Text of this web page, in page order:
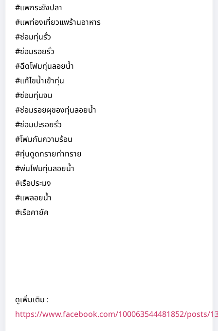
#แพกระชังปลา
#แพท่องเที่ยวแพร้านอาหาร
#ซ่อมทุ่นรั่ว
#ซ่อมรอยรั่ว
#ฉีดโฟมทุ่นลอยน้ำ
#แก้ไขน้ำเข้าทุ่น
#ซ่อมทุ่นจม
#ซ่อมรอยผุของทุ่นลอยน้ำ
#ซ่อมปะรอยรั่ว
#โฟมกันความร้อน
#ทุ่นดูดทรายท่าทราย
#พ่นโฟมทุ่นลอยน้ำ
#เรือประมง
#แพลอยน้ำ
#เรือคายัค
ดูเพิ่มเติม :
https://www.facebook.com/100063544481852/posts/